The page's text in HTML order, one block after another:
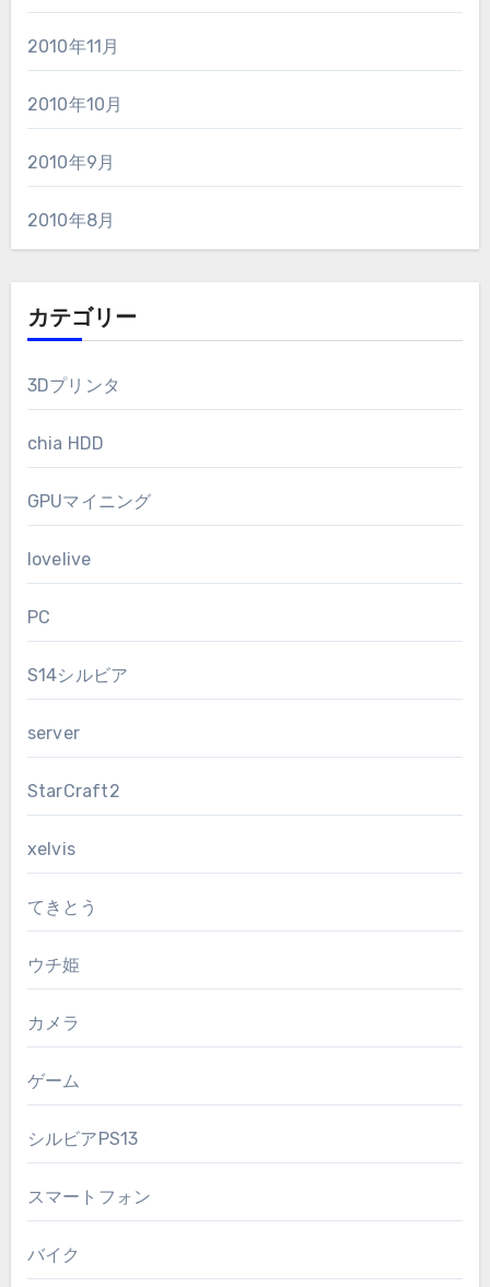
2010年11月
2010年10月
2010年9月
2010年8月
カテゴリー
3Dプリンタ
chia HDD
GPUマイニング
lovelive
PC
S14シルビア
server
StarCraft2
xelvis
てきとう
ウチ姫
カメラ
ゲーム
シルビアPS13
スマートフォン
バイク